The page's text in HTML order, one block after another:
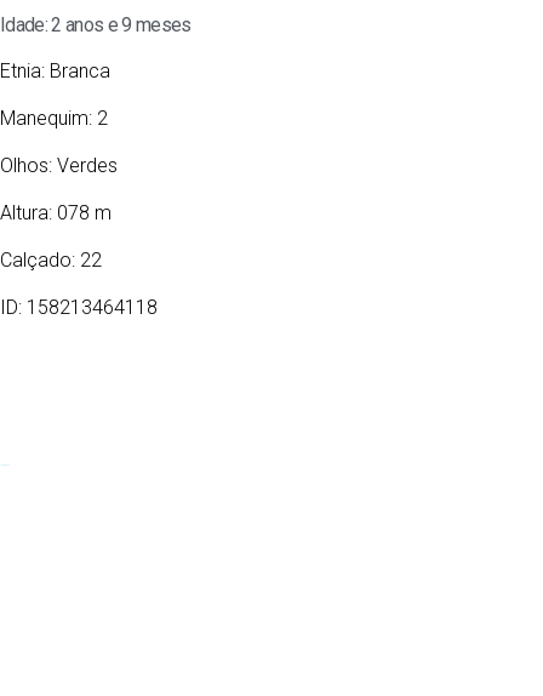
Idade: 2 anos e 9 meses
Etnia: Branca
Manequim: 2
Olhos: Verdes
Altura: 078 m
Calçado: 22
ID: 158213464118